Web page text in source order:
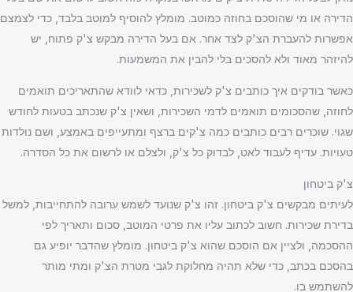
הדירה או מי שהוסכם בחוזה כמוטב. מומלץ להוסיף למוטב בלבד, כדי לצמצם
אפשרות להעברת הצ'ק לצד אחר. אם בעל הדירה מבקש צ'ק פתוח, יש
להיזהר מאוד ולא להסכים בלי להבין את המשמעות.
כאשר בודקים איך כותבים צ'ק לשכירות, כדאי לוודא שהתאריכים תואמים
לחוזה, שהסכומים תואמים לדמי השכירות, ושאין צ'ק שנכתב בטעות לחודש
שגוי. שוכרים רבים כותבים כמה צ'קים ברצף ומתעייפים באמצע, ושם נולדות
טעויות. עדיף לעבוד לאט, לבדוק כל צ'ק, ולצלם או לרשום את כל הסדרה.
צ'ק ביטחון
לעיתים מבקשים צ'ק ביטחון. זהו צ'ק שנועד לשמש ערובה להתחייבות, למשל
בדירת שכירות. חשוב לכתוב עליו את פרטי המוטב, סכום ותאריך לפי
ההסכמה, ולציין אם הוסכם שהוא צ'ק ביטחון. מומלץ שהדבר יופיע גם
בהסכם בכתב, כדי שלא תהיה מחלוקת לגבי מטרת הצ'ק ומתי מותר
להשתמש בו.